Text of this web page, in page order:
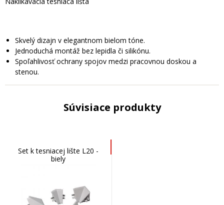
Skvelý dizajn v elegantnom bielom tóne.
Jednoduchá montáž bez lepidla či silikónu.
Spoľahlivosť ochrany spojov medzi pracovnou doskou a
stenou.
Súvisiace produkty
Set k tesniacej lište L20 -
biely